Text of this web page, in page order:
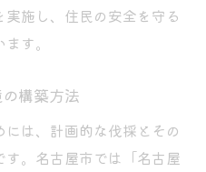
施し、住民の安全を守る
す。
構築方法
は、計画的な伐採とその
。名古屋市では「名古屋